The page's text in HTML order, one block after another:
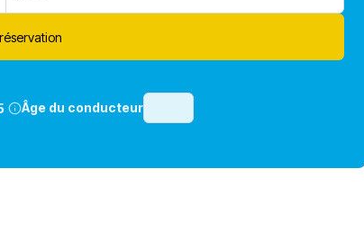
Âge du conducteur